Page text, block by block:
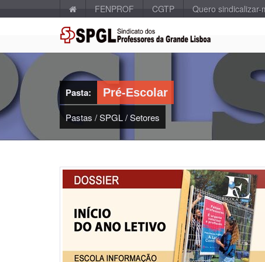
FENPROF CGTP Quero sindicalizar-
Pasta: Pré-Escolar
Pastas /SPGL/Setores